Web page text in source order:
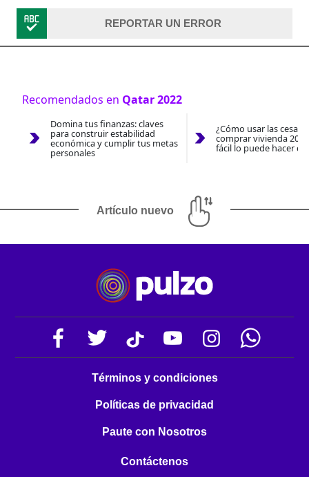
REPORTAR UN ERROR
Recomendados en Qatar 2022
Domina tus finanzas: claves
para construir estabilidad
económica y cumplir tus metas
personales
¿Cómo usar las
comprar vivienda
fácil lo puede hacer
Artículo nuevo
Términos y condiciones
Políticas de privacidad
Paute con Nosotros
Contáctenos